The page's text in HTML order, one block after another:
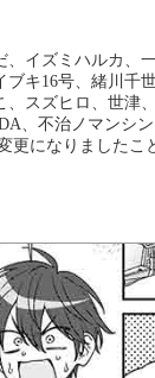
、イズミハルカ、
ブキ16号、緒川千
、スズヒロ、世津
、不治ノマンシ
になりましたこ